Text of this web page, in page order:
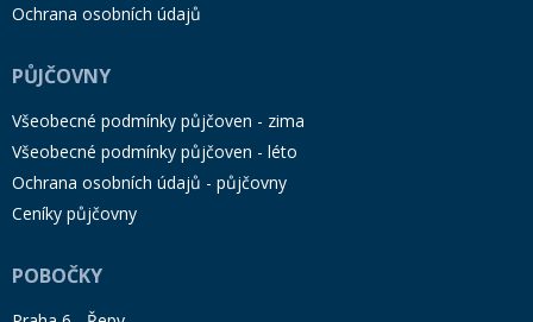
Ochrana osobních údajů
PŮJČOVNY
Všeobecné podmínky půjčoven - zima
Všeobecné podmínky půjčoven - léto
Ochrana osobních údajů - půjčovny
Ceníky půjčovny
POBOČKY